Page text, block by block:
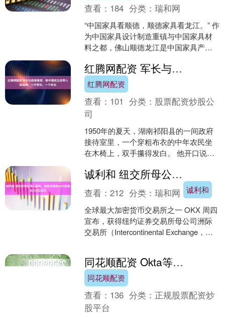
查看： 184 分类：瑞和网
“中国家具看顺德，顺德家具看龙江。” 作
为中国家具设计制造重镇与中国家具材
料之都，佛山顺德龙江是中国家具产业
耕，龙江从一张沙发....
红腾网配资 军长与政委叛变，新中国成立后两人的结局：一个村长，一个科长
红腾网配资
查看： 101 分类： 股票配资炒股公
司
1950年的夏天，湖南祁阳县的一间政府
接待室里，一个穿粗布衣的中年农民坐
在木椅上，双手攥得发白。 他开口说的
人，是一位曾经统领....
诚利和 纽交所母公司入股后，加密交易所OKX估值达250亿美元
诚利和
查看：212 分类：瑞和网
全球最大加密货币交易所之一 OKX 周四
宣布，获得纽约证券交易所母公司洲际
交易所（Intercontinental Exchange，
同花顺配资 Okta等软件股表现亮眼
同花顺配资
查看： 136 分类： 正规股票配资炒
股平台